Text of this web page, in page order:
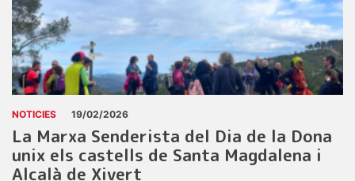
NOTICIES 19/02/2026
La Marxa Senderista del Dia de la Dona
unix els castells de Santa Magdalena i
Alcalà de Xivert